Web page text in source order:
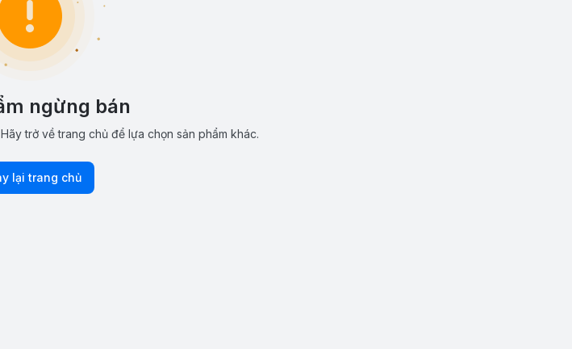
ngừng bán
trở về trang chủ để lựa chọn sản phẩm khác.
lại trang chủ